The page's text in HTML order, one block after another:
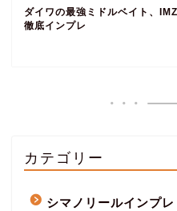
ダイワの最強ミドルベイト、
徹底インプレ
カテゴリー
シマノリールインプレ